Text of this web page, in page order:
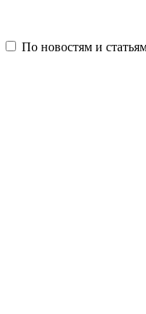
По новостям и